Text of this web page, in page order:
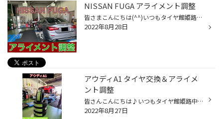
NISSAN FUGA アライメント調整
皆さまこんにちは(^^)いつもタイヤ館姫路中央店WEBをご覧いただき誠にありがとうございます。 本日はNISSAN FUGAのアライメント調整をご紹介します！ ハンドルセンターのずれが原因でご来店いただきました！ こちらのお車は後輪のキャンバー角、トウ角 フロントのトウ角が調整できます(^^) 測定して...
2022年8月28日
アウディA1 タイヤ交換＆アライメ
ント調整
皆さんこんにちは♪いつもタイヤ館姫路中央店WEBをご覧いただき誠にありがとうございます(≧∇≦)b 本日はアウディA1のタイヤ交換とアライメント調整をご紹介します！ 今回ご購入いただいたのはエコピア NH200です！ エコピアNH200の詳細はコチラ こちらのタイヤはライフ性能とウェット性能に優れたタイ...
2022年8月27日